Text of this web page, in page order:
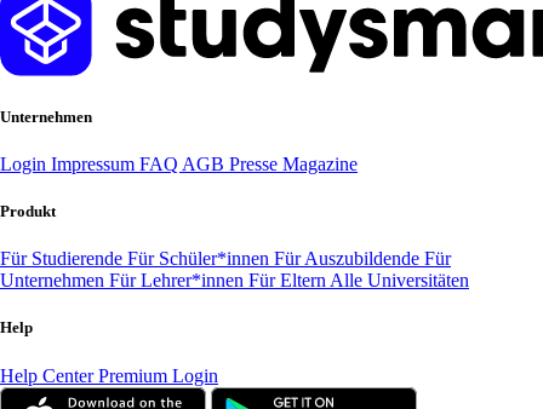
Unternehmen
Login Impressum FAQ AGB Presse Magazine
Produkt
Für Studierende Für Schüler*innen Für Auszubildende Für
Unternehmen Für Lehrer*innen Für Eltern Alle Universitäten
Help
Help CenterPremium Login